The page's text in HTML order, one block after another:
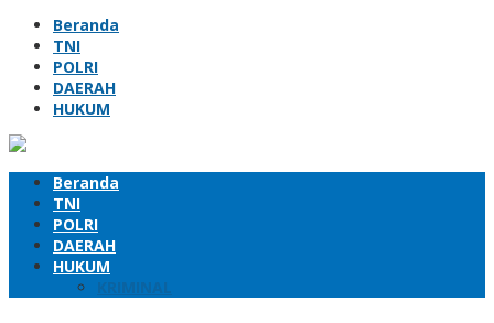
Beranda
TNI
POLRI
DAERAH
HUKUM
Beranda
TNI
POLRI
DAERAH
HUKUM
KRIMINAL